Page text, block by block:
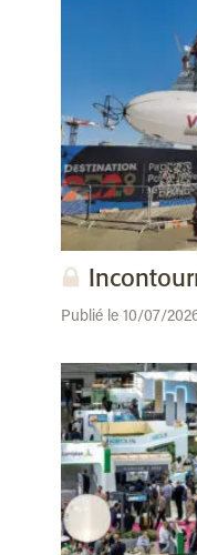
Publié le 10/07/